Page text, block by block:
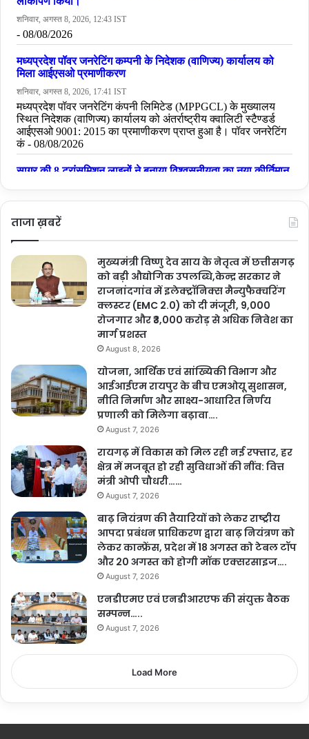
बताया कि चिन्हारी पोर्टल मंे पंजीकृत 141 कलाकारों एवं साहित्यकारों को वित्तीय
वर्ष-2024-25 में लगभग 34 लाख रूपए एवं वित्तीय वर्ष 2025-26 में कुल 130
कलाकारों को लगभग 31 लाख रूपए की राशि पेंशन के रूप में प्रदान की गई।
इसी तरह कलाकार कल्याण कोष योजना के अंर्तगत कलाकारों और साहित्यकारों
अथवा उनके परिवार के सदस्यों की बीमारी, दुर्घटना एवं मृत्यु की स्थिति में वित्तीय
वर्ष 2024-25 में कुल 08 अर्थाभाव ग्रस्त साहित्यकारों/कलाकारों को 2 लाख
रूपए एवं वित्तीय वर्ष 2025-26 में कुल 44 प्रकरणों हेतु 14 लाख रूपए स्वीकृत
किया गया है। राज्य शासन छत्तीसगढ़ के कलाकारों एवं साहित्यकारों के प्रत्येक
सुख-दुख मेें साथी है, तथा संस्कृति विभाग छत्तीसगढ़ राज्य के कलाकारों के हितों के
लिए प्रतिबद्ध है।
श्रीगढ़ के लघु किसान मनोज राजवाड़े ने की खरीदी व्यवस्था की
सराहना….
बस्तर पंडुम
छत्तीसगढ़ संस्कृति विभाग द्वारा बस्तर पंडुम 2026 का आयोजन बस्तर की समृद्ध
जनजातीय संस्कृति को संरक्षित और प्रचारित करने के लिए किया जा रहा है। यह
उत्सव तीन चरणों में 10 जनवरी से 9 फरवरी 2026 तक चलेगा। जनजातीय
नृत्य, लोकगीत, नाट्य, वाद्य यंत्र, वेश-भूषा-आभूषण, पूजा पद्धति, हस्तशिल्प,
चित्रकला, जनजातीय पेय, पारंपरिक व्यंजन, क्षेत्रीय साहित्य, वन-आधारित
औषधीय ज्ञान, पर्यटन और सांस्कृतिक जागरूकता बढ़ेगी।
छत्तीसगढ़ की राजधानी रायपुर से लगभग 25 किलोमीटर पूर्व स्थित ग्राम रीवां
(रीवांगढ़) में चल रहे पुरातात्विक उत्खनन ने प्रदेश के प्राचीन इतिहास को लेकर
नई और महत्वपूर्ण जानकारी सामने रखी है। संस्कृति विभाग के पुरातत्त्व,
अभिलेखागार एवं संग्रहालय संचालनालय द्वारा कराए जा रहे इस उत्खनन में
वैज्ञानिक ए.एम.एस. रेडियोकार्बन (कार्बन-14) डेटिंग के माध्यम से यह प्रमाणित
हुआ है कि इस क्षेत्र में मानव सभ्यता उत्तर वैदिक काल यानी 800 ईसा पूर्व से भी
पहले विकसित हो चुकी थी। भारत भवन विविध कला एवं सांस्कृतिक केन्द्र, राज्य
अभिलेखागार, राजकीय मानव संग्रहालय एवं स्वामी विवेकानंद स्मारक संग्रहालय
की स्थापना की योजना है।
शेयर करें :-
ताजा ख़बरें
मुख्यमंत्री विष्णु देव साय के नेतृत्व में छत्तीसगढ़
को बड़ी औद्योगिक उपलब्धि,केन्द्र सरकार ने
राजनांदगांव में इलेक्ट्रॉनिक्स मैन्युफैक्चरिंग
क्लस्टर (EMC 2.0) को दी मंजूरी, 9,000
रोजगार और ₹3,000 करोड़ से अधिक निवेश का
मार्ग प्रशस्त
August 8, 2026
योजना, आर्थिक एवं सांख्यिकी विभाग और
आईआईएम रायपुर के बीच एमओयू सुशासन,
नीति निर्माण और साक्ष्य-आधारित निर्णय
प्रणाली को मिलेगा बढ़ावा….
August 7, 2026
रायगढ़ में विकास को मिल रही नई रफ्तार, हर
क्षेत्र में मजबूत हो रही सुविधाओं की नींव: वित्त
मंत्री ओपी चौधरी……
August 7, 2026
बाढ़ नियंत्रण की तैयारियों को लेकर राष्ट्रीय
आपदा प्रबंधन प्राधिकरण द्वारा बाढ़ नियंत्रण को
लेकर कान्फ्रेंस, प्रदेश में 18 अगस्त को टेबल टॉप
और 20 अगस्त को होगी मॉक एक्सरसाइज….
August 7, 2026
एनडीएमए एवं एनडीआरएफ की संयुक्त बैठक
सम्पन्न…..
August 7, 2026
Load More